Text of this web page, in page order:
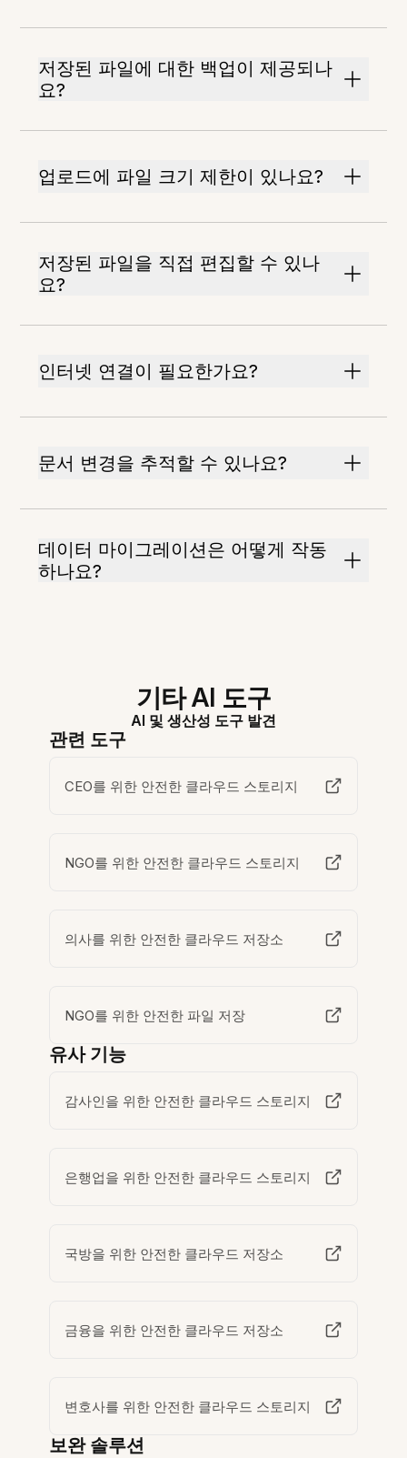
저장된 파일에 대한 백업이 제공되나
요?
업로드에 파일 크기 제한이 있나요?
저장된 파일을 직접 편집할 수 있나
요?
인터넷 연결이 필요한가요?
문서 변경을 추적할 수 있나요?
데이터 마이그레이션은 어떻게 작동
하나요?
기타 AI 도구
AI 및 생산성 도구 발견
관련 도구
CEO를 위한 안전한 클라우드 스토리지
NGO를 위한 안전한 클라우드 스토리지
의사를 위한 안전한 클라우드 저장소
NGO를 위한 안전한 파일 저장
유사 기능
감사인을 위한 안전한 클라우드 스토리지
은행업을 위한 안전한 클라우드 스토리지
국방을 위한 안전한 클라우드 저장소
금융을 위한 안전한 클라우드 저장소
변호사를 위한 안전한 클라우드 스토리지
보완 솔루션